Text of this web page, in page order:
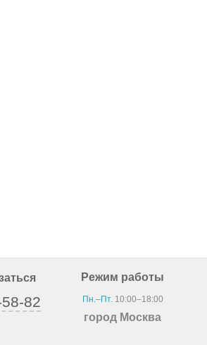
82
Режим работы
Пн.–Пт.10:00–18:00
город Москва